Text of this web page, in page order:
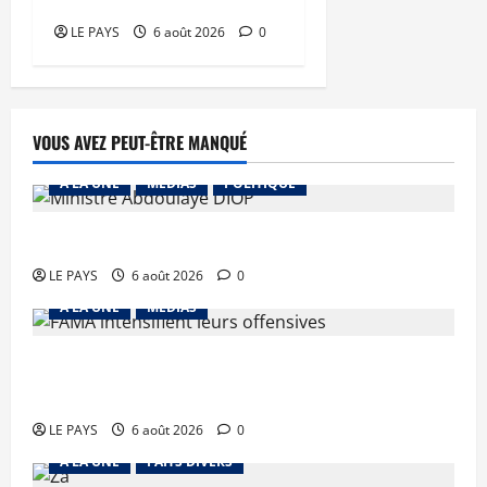
LE PAYS 6 août 2026 0
VOUS AVEZ PEUT-ÊTRE MANQUÉ
A LA UNE MEDIAS POLITIQUE
LE PAYS 6 août 2026
0
A LA UNE
MEDIAS
LE PAYS 6 août 2026
0
A LA UNE
FAITS DIVERS